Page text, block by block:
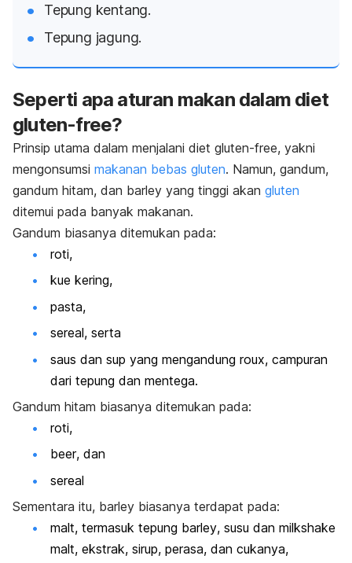
Tepung kentang.
Tepung jagung.
Seperti apa aturan makan dalam diet
gluten-free?
Prinsip utama dalam menjalani diet gluten-free, yakni
mengonsumsi makanan bebas gluten. Namun, gandum,
gandum hitam, dan barley yang tinggi akan gluten
ditemui pada banyak makanan.
Gandum biasanya ditemukan pada:
roti,
kue kering,
pasta,
sereal, serta
saus dan sup yang mengandung roux, campuran
dari tepung dan mentega.
Gandum hitam biasanya ditemukan pada:
roti,
beer, dan
sereal
Sementara itu, barley biasanya terdapat pada:
malt, termasuk tepung barley, susu dan milkshake
malt, ekstrak, sirup, perasa, dan cukanya,